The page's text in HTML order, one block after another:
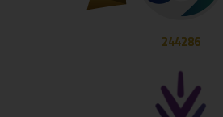
244286